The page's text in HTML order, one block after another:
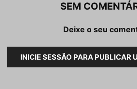
SEM
Deixe o seu
INICIE SESSÃO PARA PUBLICAR